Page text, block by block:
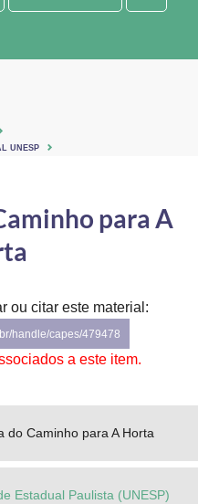
UNESP
para A
ou citar este material:
handle/capes/479478
a este item.
do Caminho para A Horta
Estadual Paulista (UNESP)